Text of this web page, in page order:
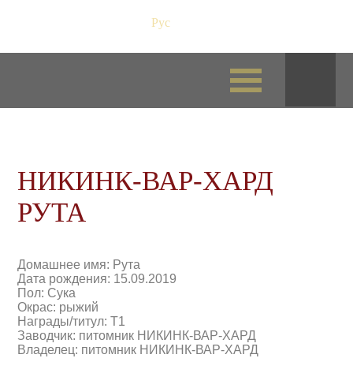
Рус
НИКИНК-ВАР-ХАРД
РУТА
Домашнее имя: Рута
Дата рождения: 15.09.2019
Пол: Сука
Окрас: рыжий
Награды/титул: Т1
Заводчик: питомник НИКИНК-ВАР-ХАРД
Владелец: питомник НИКИНК-ВАР-ХАРД